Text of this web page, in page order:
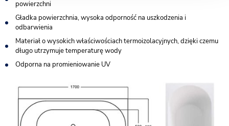
powierzchni
Gładka powierzchnia, wysoka odporność na uszkodzenia i
odbarwienia
Materiał o wysokich właściwościach termoizolacyjnych, dzięki czemu
długo utrzymuje temperaturę wody
Odporna na promieniowanie UV